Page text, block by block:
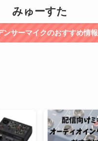
みゅーすた
ンサーマイクのおすすめ情報